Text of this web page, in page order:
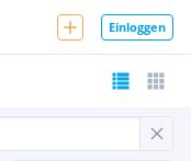
Einloggen